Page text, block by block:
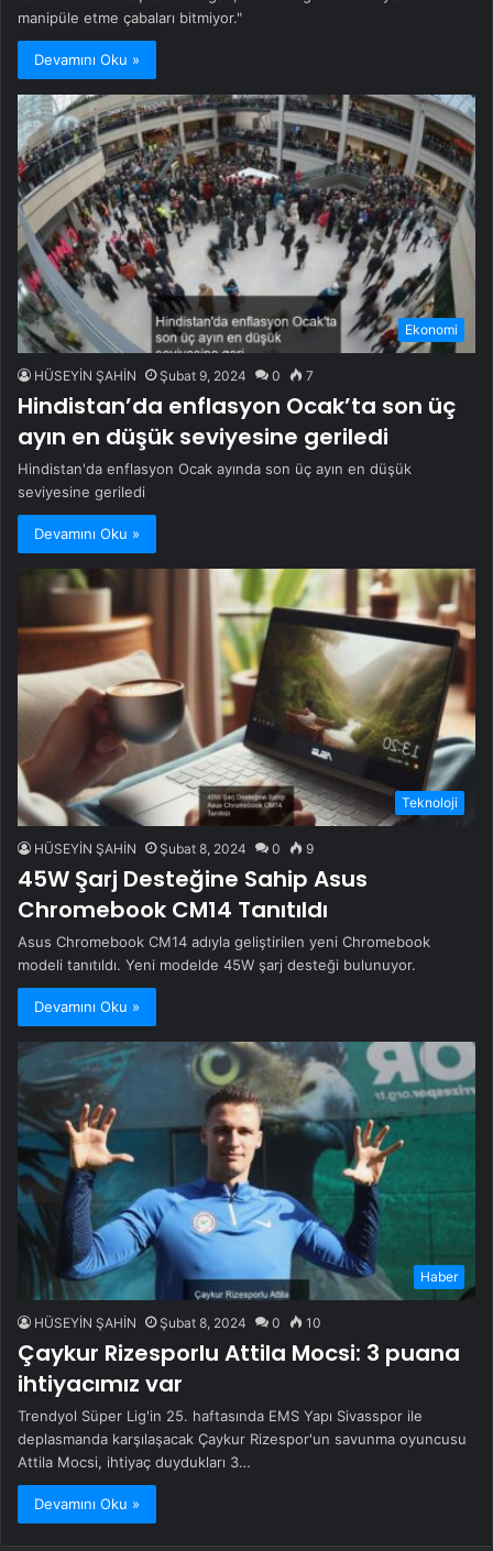
manipüle etme çabaları bitmiyor."
Devamını Oku »
Ekonomi
HÜSEYİN ŞAHİN Şubat 9, 2024 0 7
Hindistan’da enflasyon Ocak’ta son üç
ayın en düşük seviyesine geriledi
Hindistan'da enflasyon Ocak ayında son üç ayın en düşük
seviyesine geriledi
Devamını Oku »
Teknoloji
HÜSEYİN ŞAHİN Şubat 8, 2024 0 9
45W Şarj Desteğine Sahip Asus
Chromebook CM14 Tanıtıldı
Asus Chromebook CM14 adıyla geliştirilen yeni Chromebook
modeli tanıtıldı. Yeni modelde 45W şarj desteği bulunuyor.
Devamını Oku »
Haber
HÜSEYİN ŞAHİN Şubat 8, 2024 0 10
Çaykur Rizesporlu Attila Mocsi: 3 puana
ihtiyacımız var
Trendyol Süper Lig'in 25. haftasında EMS Yapı Sivasspor ile
deplasmanda karşılaşacak Çaykur Rizespor'un savunma oyuncusu
Attila Mocsi, ihtiyaç duydukları 3…
Devamını Oku »